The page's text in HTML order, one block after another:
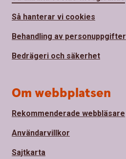
Så hanterar vi cookies
Behandling av personuppgifter
Bedrägeri och säkerhet
Om webbplatsen
Rekommenderade webbläsare
Användarvillkor
Sajtkarta